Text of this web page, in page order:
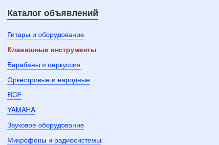
Каталог объявлений
Гитары и оборудование
Клавишные инструменты
Барабаны и перкуссия
Оркестровые и народные
RCF
YAMAHA
Звуковое оборудование
Микрофоны и радиосистемы